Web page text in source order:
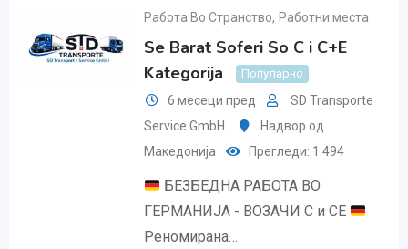
Работа Во Странство, Работни места
Se Barat Soferi So C i C+E
Kategorija
Популарно
6 месеци пред
SD Transporte
Service GmbH
Надвор од
Македонија
Прегледи: 1.494
БЕЗБЕДНА РАБОТА ВО
ГЕРМАНИЈА - ВОЗАЧИ C и CE
Реномирана…